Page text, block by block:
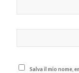
Salva il mio nome,